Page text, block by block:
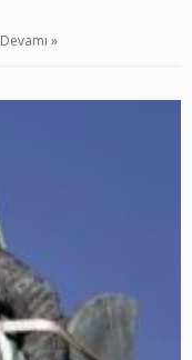
Devamı »